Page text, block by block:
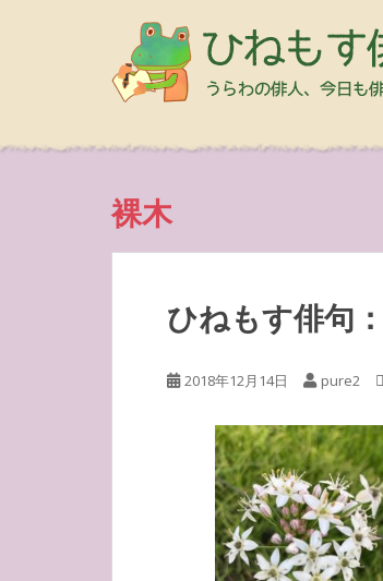
裸木
ひねもす俳句
2018年12月14日 pure2